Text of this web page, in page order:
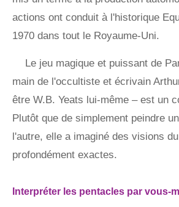
actions ont conduit à l'historique
1970 dans tout le Royaume-Uni.
Le jeu magique et puissant de
main de l'occultiste et écrivain
être W.B. Yeats lui-même – est un
Plutôt que de simplement peindre
l'autre, elle a imaginé des visions
profondément exactes.
Interpréter les pentacles par vous-